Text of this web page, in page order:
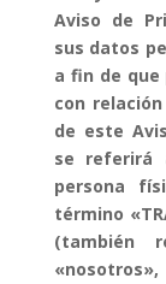
Aviso de
sus datos
a fin de
con
de este
se referirá
persona
término
(también